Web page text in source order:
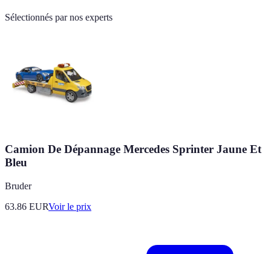
Sélectionnés par nos experts
Camion De Dépannage Mercedes Sprinter Jaune Et
Bleu
Bruder
63.86 EURVoir le prix